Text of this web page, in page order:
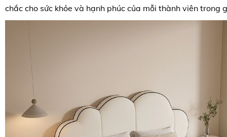
chắc cho sức khỏe và hạnh phúc của mỗi thành viên trong